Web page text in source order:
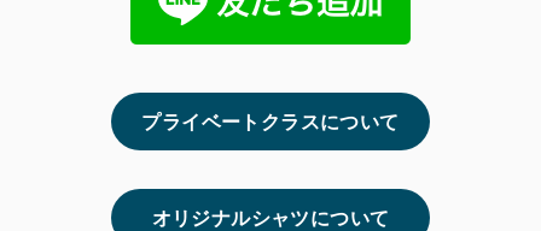
プライベートクラスについて
オリジナルシャツについて